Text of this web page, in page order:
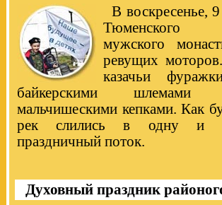
В воскресенье,
Тюменского
мужского
ревущих
казачьи
байкерскими
мальчишескими кепками. Как
рек слились в одну и
праздничный поток.
Духовный праздник